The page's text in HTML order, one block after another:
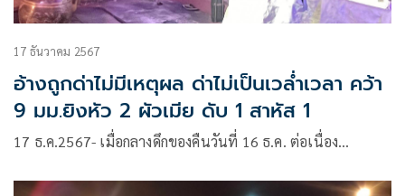
17 ธันวาคม 2567
อ้างถูกด่าไม่มีเหตุผล ด่าไม่เป็นเวล่ำเวลา คว้า
9 มม.ยิงหัว 2 ผัวเมีย ดับ 1 สาหัส 1
17 ธ.ค.2567- เมื่อกลางดึกของคืนวันที่ 16 ธ.ค. ต่อเนื่อง…